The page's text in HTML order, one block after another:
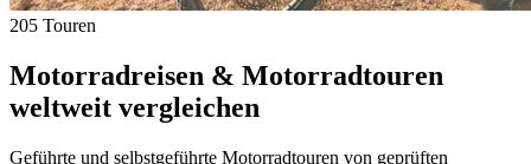
205 Touren
Motorradreisen & Motorradtouren
weltweit vergleichen
Geführte und selbstgeführte Motorradtouren von geprüften